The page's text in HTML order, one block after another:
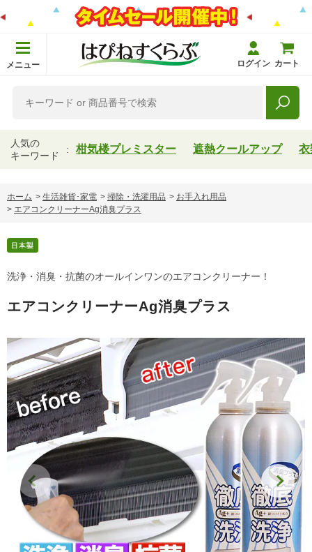
メニュー ログイン カート
人気の
キーワード
柑気楼プレミスター 遮熱クールアップ 衣
ホーム > 生活雑貨･家電 > 掃除・洗濯用品 > お手入れ用品
> エアコンクリーナーAg消臭プラス
洗浄・消臭・抗菌のオールインワンのエアコンクリーナー！
エアコンクリーナーAg消臭プラス